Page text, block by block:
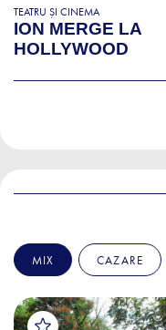
TEATRU ȘI CINEMA
ION MERGE LA
HOLLYWOOD
MIX CAZARE